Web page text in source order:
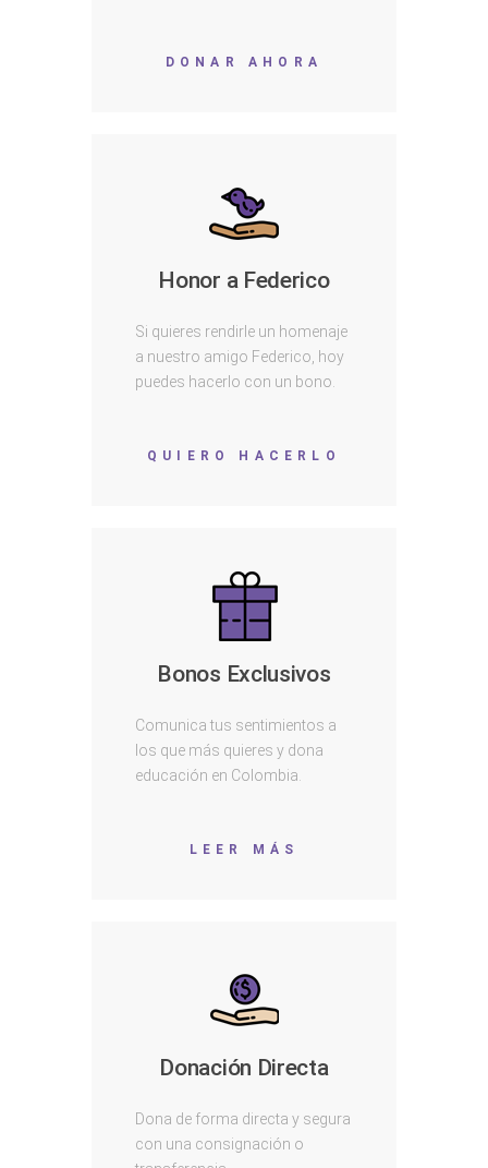
DONAR AHORA
Honor a Federico
Si quieres rendirle un homenaje
a nuestro amigo Federico, hoy
puedes hacerlo con un bono.
QUIERO HACERLO
Bonos Exclusivos
Comunica tus sentimientos a
los que más quieres y dona
educación en Colombia.
LEER MÁS
Donación Directa
Dona de forma directa y segura
con una consignación o